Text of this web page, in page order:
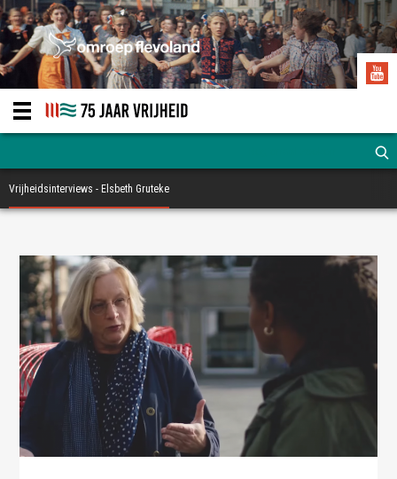
Vrijheidsinterviews - Elsbeth Gruteke